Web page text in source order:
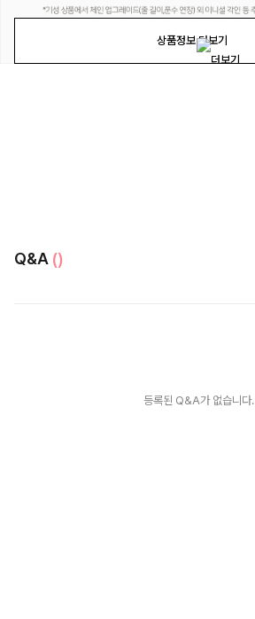
상품정보 더보기
Q&A ()
등록된 Q&A가 없습니다.